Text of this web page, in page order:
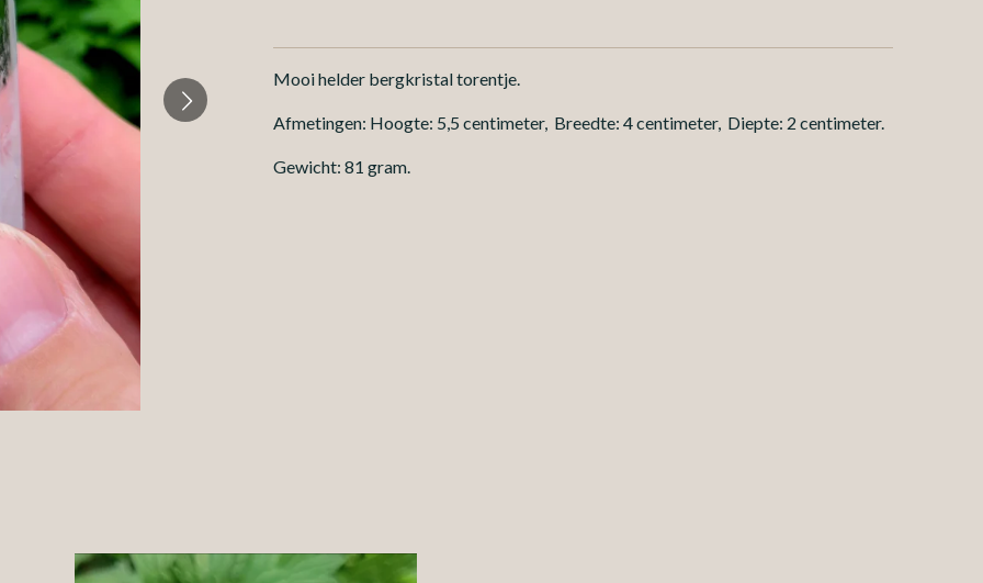
Mooi helder bergkristal torentje.
Afmetingen: Hoogte: 5,5 centimeter, Breedte: 4 centimeter, Diepte: 2 centimeter.
Gewicht: 81 gram.